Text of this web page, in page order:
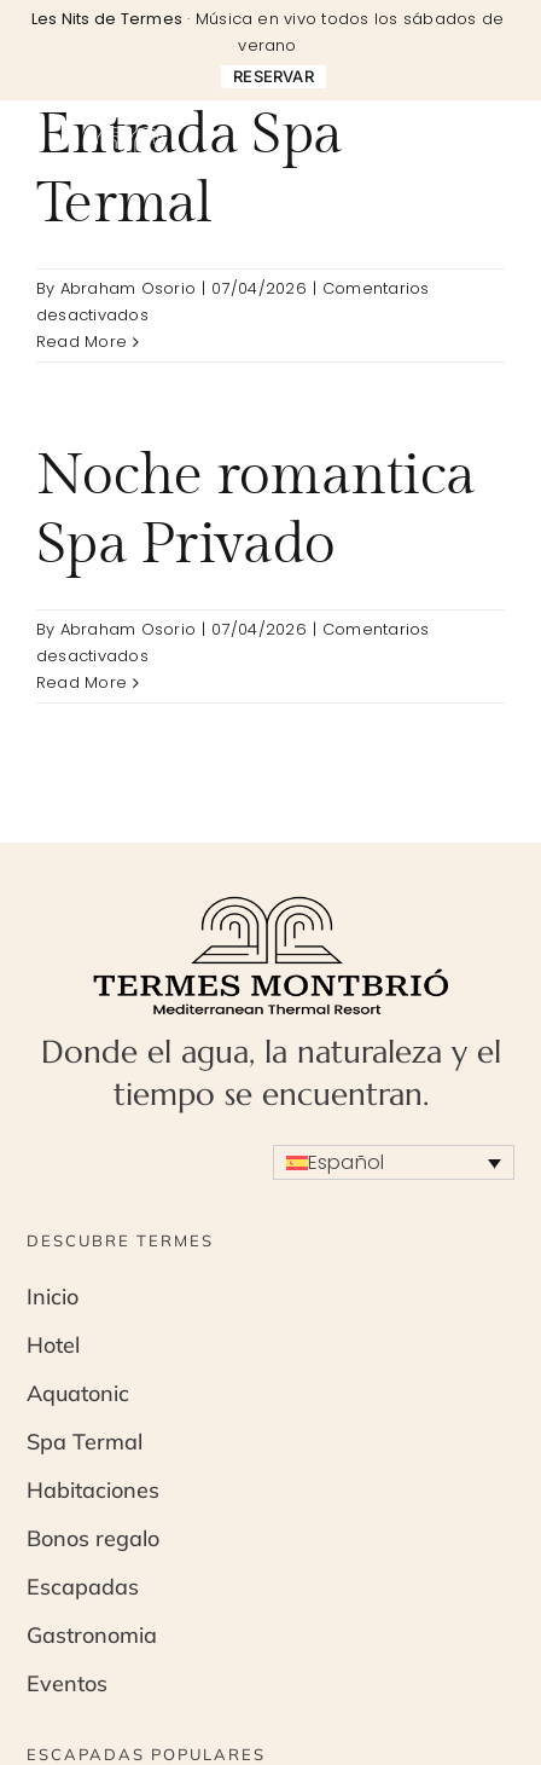
SkipLes Nits de Termes · Música en vivo todos los sábados de
verano
RESERVAR
Entrada Spa
Termal
By Abraham Osorio | 07/04/2026 | Comentarios
desactivadosen
Read More
Noche romantica
Spa Privado
By Abraham Osorio | 07/04/2026 | Comentarios
desactivadosen
Read More
Donde el agua, la naturaleza y el
tiempo se encuentran.
Español
DESCUBRE TERMES
Inicio
Hotel
Aquatonic
Spa Termal
Habitaciones
Bonos regalo
Escapadas
Gastronomia
Eventos
ESCAPADAS POPULARES